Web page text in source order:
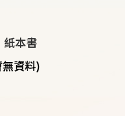
紙本書
無資料)